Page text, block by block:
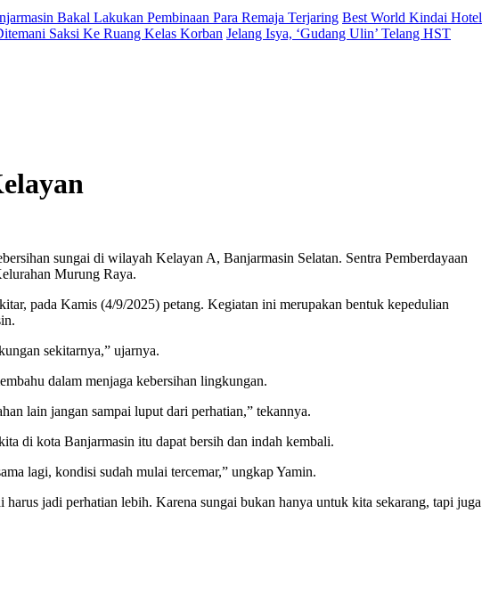
Bakal Lakukan Pembinaan Para Remaja Terjaring Best World Kindai Hotel
Saksi Ke Ruang Kelas Korban Jelang Isya, ‘Gudang Ulin’ Telang HST
sungai di wilayah Kelayan A, Banjarmasin Selatan. Sentra Pemberdayaan
Murung Raya.
pada Kamis (4/9/2025) petang. Kegiatan ini merupakan bentuk kepedulian
sekitarnya,” ujarnya.
dalam menjaga kebersihan lingkungan.
lain jangan sampai luput dari perhatian,” tekannya.
di kota Banjarmasin itu dapat bersih dan indah kembali.
lagi, kondisi sudah mulai tercemar,” ungkap Yamin.
jadi perhatian lebih. Karena sungai bukan hanya untuk kita sekarang, tapi juga